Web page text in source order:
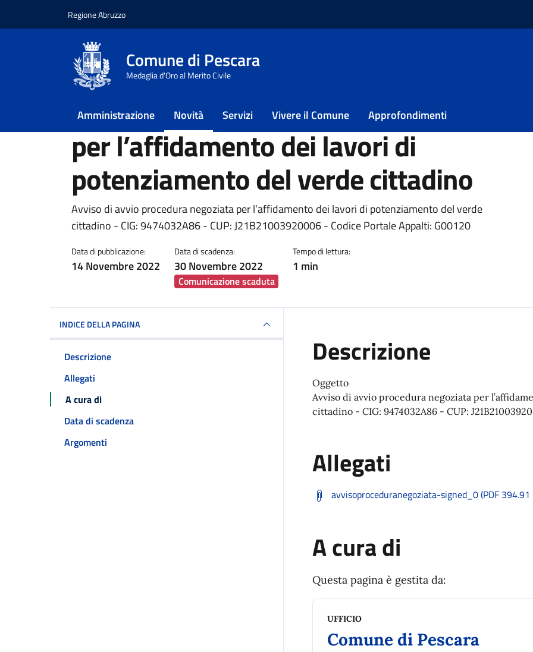
Regione Abruzzo
Comune di Pescara
Medaglia d'Oro al Merito Civile
Amministrazione Novità Servizi Vivere il Comune Approfondimenti
Home / Novità / Avvisi / Avviso di avvio procedura negoziata per l’affidamento dei lavori di potenziamento del
Avviso di avvio procedura negoziata
per l’affidamento dei lavori di
potenziamento del verde cittadino
Dettagli della notizia
Avviso di avvio procedura negoziata per l’affidamento dei lavori di potenziamento del verde
cittadino - CIG: 9474032A86 - CUP: J21B21003920006 - Codice Portale Appalti: G00120
Data di pubblicazione:
14 Novembre 2022
Data di scadenza:
30 Novembre 2022
Comunicazione scaduta
Tempo di lettura:
1 min
INDICE DELLA PAGINA
Descrizione
Allegati
A cura di
Data di scadenza
Argomenti
Descrizione
Oggetto
Avviso di avvio procedura negoziata per
cittadino - CIG: 9474032A86 - CUP:
Allegati
avvisoproceduranegoziata-signed_0 (PDF 394.91
A cura di
Questa pagina è gestita da:
UFFICIO
Comune di Pescara